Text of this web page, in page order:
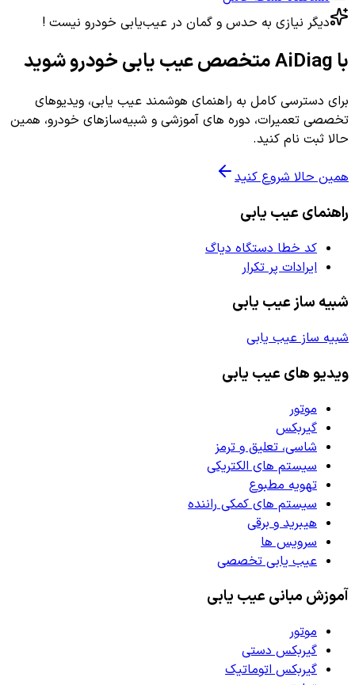
دیگر نیازی به حدس و گمان در عیب‌یابی خودرو نیست !
با AiDiag متخصص عیب یابی خودرو شوید
برای دسترسی کامل به راهنمای هوشمند عیب یابی، ویدیوهای
تخصصی تعمیرات، دوره های آموزشی و شبیه‌سازهای خودرو، همین
حالا ثبت نام کنید.
همین حالا شروع کنید
راهنمای عیب یابی
کد خطا دستگاه دیاگ
ایرادات پر تکرار
شبیه ساز عیب یابی
شبیه ساز عیب یابی
ویدیو های عیب یابی
موتور
گیربکس
شاسی، تعلیق و ترمز
سیستم های الکتریکی
تهویه مطبوع
سیستم های کمکی راننده
هیبرید و برقی
سرویس ها
عیب یابی تخصصی
آموزش مبانی عیب یابی
موتور
گیربکس دستی
گیربکس اتوماتیک